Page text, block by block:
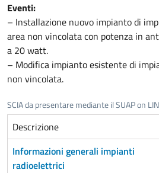
Eventi:
– Installazione nuovo impianto di
area non vincolata con potenza in
a 20 watt.
– Modifica impianto esistente di
non vincolata.
SCIA da presentare mediante il SUAP on
Descrizione
Informazioni generali impianti
radioelettrici